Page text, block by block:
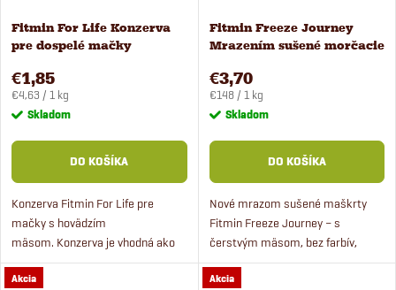
Fitmin For Life Konzerva
pre dospelé mačky
€1,85
Jednotková
cena:
€4,63 / 1 kg
Skladom
DO KOŠÍKA
Konzerva Fitmin For Life pre
mačky s hovädzím
mäsom. Konzerva je vhodná ako
spestrenie stravy ku granulám.
Fitmin Freeze Journey
Mrazením sušené morčacie
€3,70
Jednotková
cena:
€148 / 1 kg
Skladom
DO KOŠÍKA
Nové mrazom sušené maškrty
Fitmin Freeze Journey – s
čerstvým mäsom, bez farbív,
konzervantov a 100 %
prírodné. Šťavnaté, voňavé plátky
Akcia
Akcia